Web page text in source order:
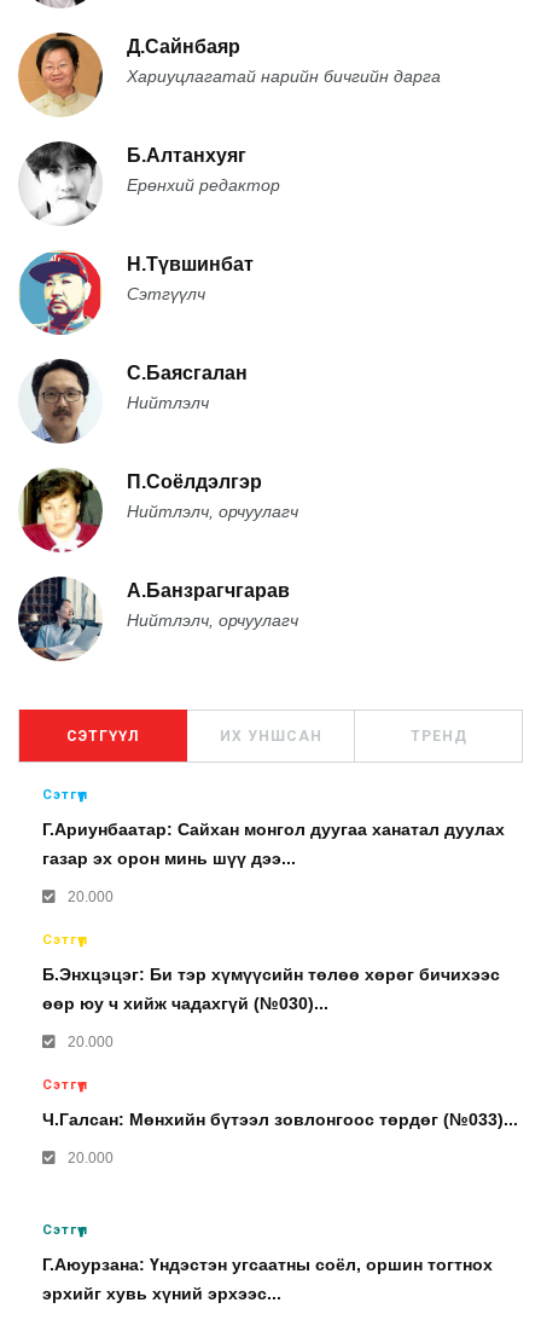
Д.Сайнбаяр
Хариуцлагатай нарийн бичгийн дарга
Б.Алтанхуяг
Ерөнхий редактор
Н.Түвшинбат
Сэтгүүлч
С.Баясгалан
Нийтлэлч
П.Соёлдэлгэр
Нийтлэлч, орчуулагч
А.Банзрагчгарав
Нийтлэлч, орчуулагч
СЭТГҮҮЛ ИХ УНШСАН ТРЕНД
Сэтгүүл
Г.Ариунбаатар: Сайхан монгол дуугаа ханатал дуулах
газар эх орон минь шүү дээ...
20.000
Сэтгүүл
Б.Энхцэцэг: Би тэр хүмүүсийн төлөө хөрөг бичихээс
өөр юу ч хийж чадахгүй (№030)...
20.000
Сэтгүүл
Ч.Галсан: Мөнхийн бүтээл зовлонгоос төрдөг (№033)...
20.000
Сэтгүүл
Г.Аюурзана: Үндэстэн угсаатны соёл, оршин тогтнох
эрхийг хувь хүний эрхээс...